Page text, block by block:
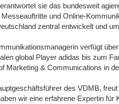
sie das bundesweit
und Online-
zentral entwickelt und
verfügt
global Player adidas bis zum
Marketing & Communications in
des VDMB,
wir eine erfahrene Expertin